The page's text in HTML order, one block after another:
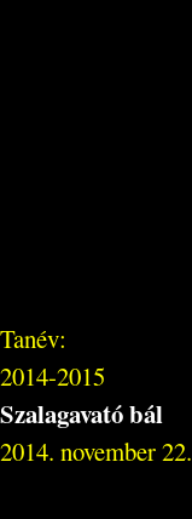
Tanév:
2014-2015
Szalagavató bál
2014. november 22.